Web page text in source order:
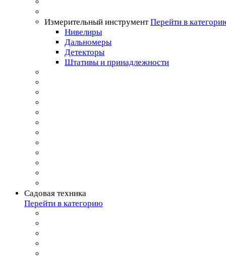
Измерительный инструмент Перейти в
Нивелиры
Дальномеры
Детекторы
Штативы и принадлежности
Садовая техника
Перейти в категорию